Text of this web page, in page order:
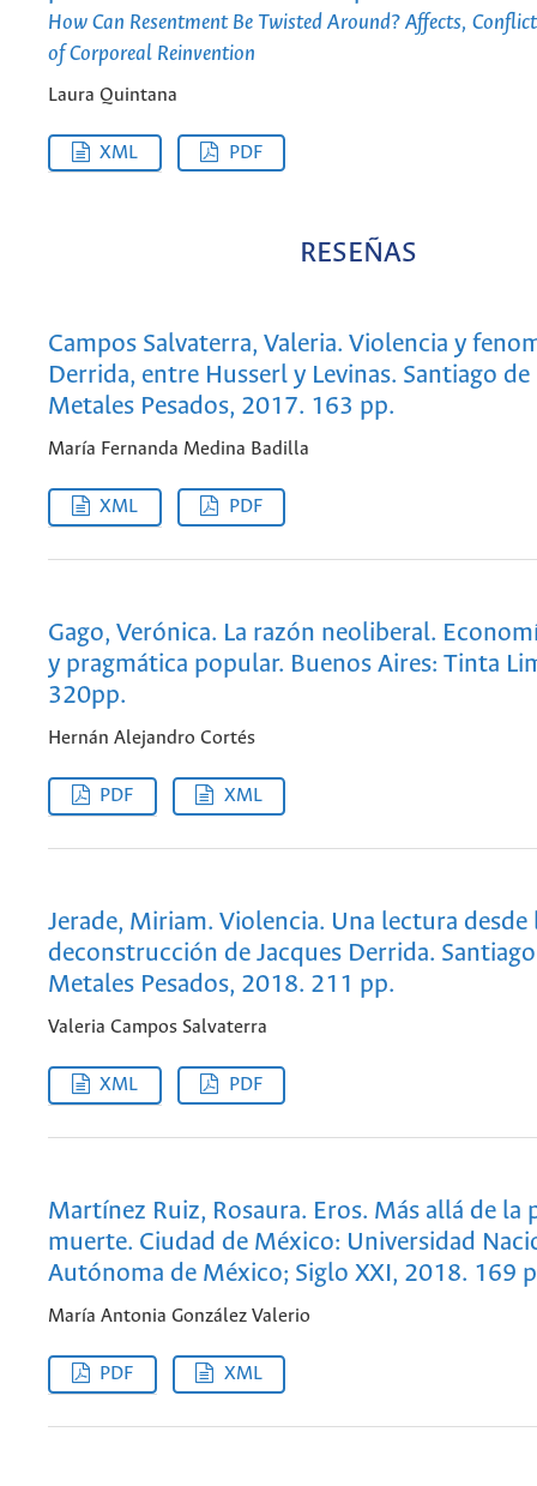
How Can Resentment Be Twisted Around? Affects,
of Corporeal Reinvention
Laura Quintana
XML PDF
RESEÑAS
Campos Salvaterra, Valeria. Violencia y
Derrida, entre Husserl y Levinas. Santiago de
Metales Pesados, 2017. 163 pp.
María Fernanda Medina Badilla
XML PDF
Gago, Verónica. La razón neoliberal.
y pragmática popular. Buenos Aires: Tinta
320pp.
Hernán Alejandro Cortés
PDF XML
Jerade, Miriam. Violencia. Una lectura desde
deconstrucción de Jacques Derrida.
Metales Pesados, 2018. 211 pp.
Valeria Campos Salvaterra
XML PDF
Martínez Ruiz, Rosaura. Eros. Más allá de la
muerte. Ciudad de México: Universidad
Autónoma de México; Siglo XXI, 2018. 169
María Antonia González Valerio
PDF XML